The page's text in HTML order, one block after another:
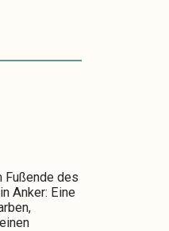
Fußende des
Anker: Eine